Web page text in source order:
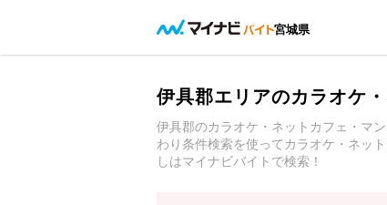
宮城県
伊具郡エリアのカラオケ
伊具郡のカラオケ・ネットカフェ・マ
わり条件検索を使ってカラオケ・ネッ
しはマイナビバイトで検索！